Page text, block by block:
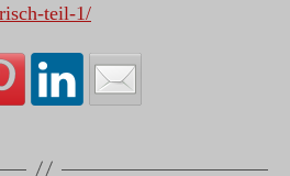
teil-1/